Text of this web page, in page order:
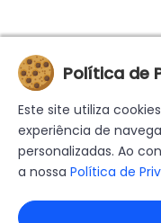
Política de
Este site utiliza
experiência de
personalizadas. Ao
a nossa Política de